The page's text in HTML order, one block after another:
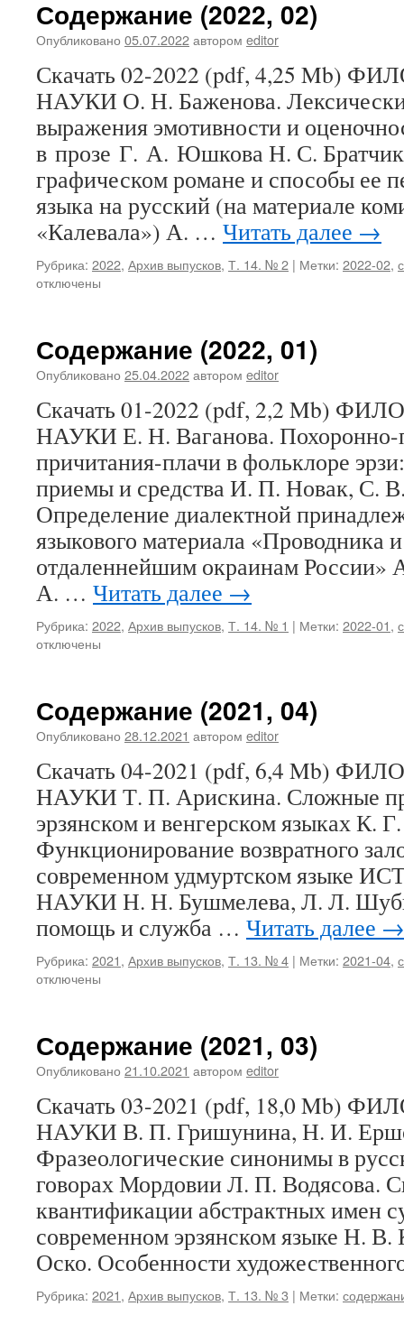
Содержание (2022, 02)
Опубликовано 05.07.2022автором editor
Скачать 02-2022 (pdf, 4,25 Mb)
НАУКИ О. Н. Баженова.
выражения эмотивности и
в прозе Г. А. Юшкова Н. С.
графическом романе и способы ее
языка на русский (на материале
«Калевала») А. … Читать далее →
Рубрика: 2022, Архив выпусков, Т. 14. № 2 | Метки: 2022-02,
отключены
Содержание (2022, 01)
Опубликовано 25.04.2022автором editor
Скачать 01-2022 (pdf, 2,2 Mb)
НАУКИ Е. Н. Ваганова. Похоронно-
причитания-плачи в фольклоре
приемы и средства И. П. Новак, С.
Определение диалектной
языкового материала «Проводника
отдаленнейшим окраинам России»
А. … Читать далее →
Рубрика: 2022, Архив выпусков, Т. 14. № 1 | Метки: 2022-01,
отключены
Содержание (2021, 04)
Опубликовано 28.12.2021 автором editor
Скачать 04-2021 (pdf, 6,4 Mb)
НАУКИ Т. П. Арискина. Сложные
эрзянском и венгерском языках К.
Функционирование возвратного
современном удмуртском языке
НАУКИ Н. Н. Бушмелева, Л. Л.
помощь и служба … Читать далее →
Рубрика: 2021, Архив выпусков, Т. 13. № 4 | Метки: 2021-04,
отключены
Содержание (2021, 03)
Опубликовано 21.10.2021 автором editor
Скачать 03-2021 (pdf, 18,0 Mb)
НАУКИ В. П. Гришунина, Н. И.
Фразеологические синонимы в
говорах Мордовии Л. П. Водясова.
квантификации абстрактных имен
современном эрзянском языке Н. В.
Оско. Особенности
Рубрика: 2021, Архив выпусков, Т. 13. № 3 | Метки: